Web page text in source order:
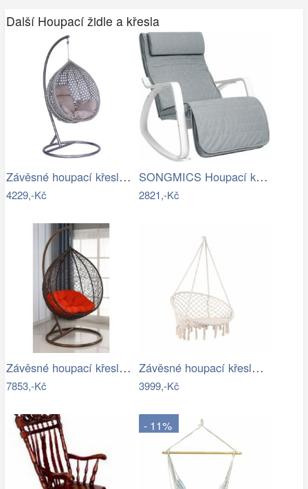
Další Houpací židle a křesla
Závěsné houpací křeslo Houseland Imogen…
4229,-Kč
SONGMICS Houpací křeslo Faux světle šedé
2821,-Kč
Závěsné houpací křeslo - AX
7853,-Kč
Závěsné houpací křeslo ve stylu hipís -…
3999,-Kč
- 11%